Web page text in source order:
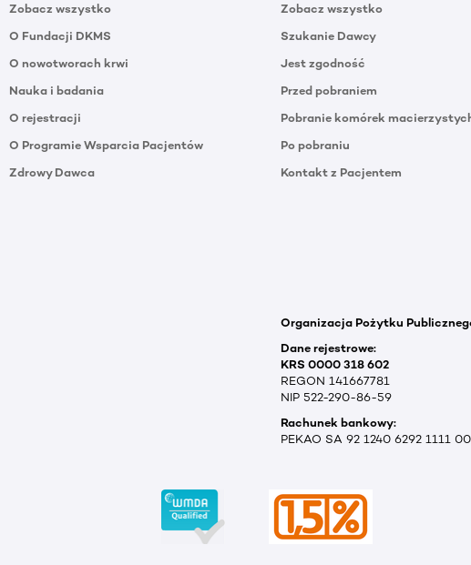
Zobacz wszystko
O Fundacji DKMS
O nowotworach krwi
Nauka i badania
O rejestracji
O Programie Wsparcia Pacjentów
Zdrowy Dawca
Zobacz wszystko
Szukanie Dawcy
Jest zgodność
Przed pobraniem
Pobranie komórek
Po pobraniu
Kontakt z Pacjentem
Organizacja Pożytku
Dane rejestrowe:
KRS 0000 318 602
REGON 141667781
NIP 522-290-86-59
Rachunek bankowy:
PEKAO SA 92 1240 6292 1111